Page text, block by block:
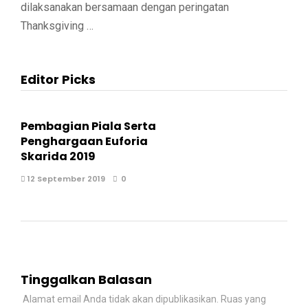
dilaksanakan bersamaan dengan peringatan
Thanksgiving …
Editor Picks
Pembagian Piala Serta
Penghargaan Euforia
Skarida 2019
12 September 2019 0
Tinggalkan Balasan
Alamat email Anda tidak akan dipublikasikan. Ruas yang